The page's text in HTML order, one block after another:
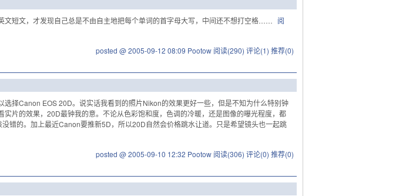
文短文，才发现自己总是不由自主地把每个单词的首字母大写，中间还不想打空格…… 阅
posted @ 2005-09-12 08:09 Pootow 阅读(290) 评论(1) 推荐(0)
选择Canon EOS 20D。说实话我看到的照片Nikon的效果更好一些，但是不知为什么特别钟
片的效果，20D最钟我的意。不论从色彩饱和度，色调的冷暖，还是图像的曝光程度，都
错的。加上最近Canon要推新5D，所以20D自然会价格跳水让道。只是希望镜头也一起跳
posted @ 2005-09-10 12:32 Pootow 阅读(306) 评论(0) 推荐(0)